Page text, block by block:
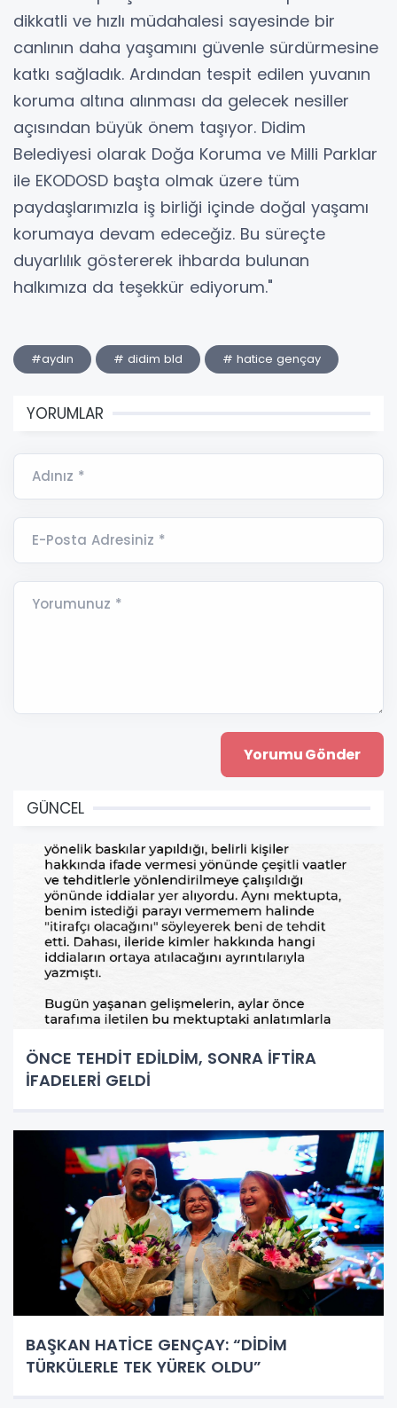
dikkatli ve hızlı müdahalesi sayesinde bir
canlının daha yaşamını güvenle sürdürmesine
katkı sağladık. Ardından tespit edilen yuvanın
koruma altına alınması da gelecek nesiller
açısından büyük önem taşıyor. Didim
Belediyesi olarak Doğa Koruma ve Milli Parklar
ile EKODOSD başta olmak üzere tüm
paydaşlarımızla iş birliği içinde doğal yaşamı
korumaya devam edeceğiz. Bu süreçte
duyarlılık göstererek ihbarda bulunan
halkımıza da teşekkür ediyorum."
#aydın # didim bld # hatice gençay
YORUMLAR
Adınız *
E-Posta Adresiniz *
Yorumunuz *
GÜNCEL
ÖNCE TEHDİT EDİLDİM, SONRA İFTİRA
İFADELERİ GELDİ
BAŞKAN HATİCE GENÇAY: “DİDİM
TÜRKÜLERLE TEK YÜREK OLDU”